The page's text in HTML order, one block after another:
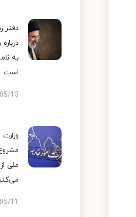
دفتر
به
است
13
وزارت
ملی
11